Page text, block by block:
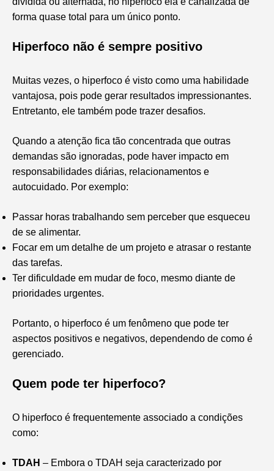
forma quase total para um único ponto.
Hiperfoco não é sempre positivo
Muitas vezes, o hiperfoco é visto como uma habilidade
vantajosa, pois pode gerar resultados impressionantes.
Entretanto, ele também pode trazer desafios.
Quando a atenção fica tão concentrada que outras
demandas são ignoradas, pode haver impacto em
responsabilidades diárias, relacionamentos e
autocuidado. Por exemplo:
Passar horas trabalhando sem perceber que esqueceu
de se alimentar.
Focar em um detalhe de um projeto e atrasar o restante
das tarefas.
Ter dificuldade em mudar de foco, mesmo diante de
prioridades urgentes.
Portanto, o hiperfoco é um fenômeno que pode ter
aspectos positivos e negativos, dependendo de como é
gerenciado.
Quem pode ter hiperfoco?
O hiperfoco é frequentemente associado a condições
como:
TDAH – Embora o TDAH seja caracterizado por